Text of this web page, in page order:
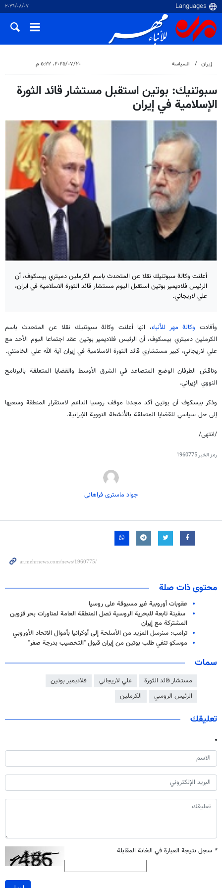
٠٧‏/٠٨‏/٢٠٢٦
إيران السياسة ٢٠‏/٠٧‏/٢٠٢٥، ٥:٢٢ م
سبوتنيك: بوتين استقبل مستشار قائد الثورة
الإسلامية في إيران
أعلنت وكالة سبوتنيك نقلا عن المتحدث باسم الكرملين دميتري بيسكوف، أن
الرئيس فلاديمير بوتين استقبل اليوم مستشار قائد الثورة الاسلامية في ايران،
علي لاريجاني.
وأفادت وكالة مهر للأنباء، انها أعلنت وكالة سبوتنيك نقلا عن المتحدث باسم
الكرملين دميتري بيسكوف، أن الرئيس فلاديمير بوتين عقد اجتماعا اليوم الأحد مع
علي لاريجاني، كبير مستشاري قائد الثورة الاسلامية في إيران آية الله علي الخامنئي.
وناقش الطرفان الوضع المتصاعد في الشرق الأوسط والقضايا المتعلقة بالبرنامج
النووي الإيراني.
وذكر بيسكوف أن بوتين أكد مجددا موقف روسيا الداعم لاستقرار المنطقة وسعيها
إلى حل سياسي للقضايا المتعلقة بالأنشطة النووية الإيرانية.
/انتهى/
رمز الخبر1960775
جواد ماستری فراهانی
محتوى ذات صلة
عقوبات أوروبية غير مسبوقة على روسيا
سفينة تابعة للبحرية الروسية تصل المنطقة العامة لمناورات بحر قزوين
المشتركة مع إيران
ترامب: سنرسل المزيد من الأسلحة إلى أوكرانيا بأموال الاتحاد الأوروبي
موسكو تنفي طلب بوتين من إيران قبول "التخصيب بدرجة صفر"
سمات
مستشار قائد الثورة علي لاريجاني
فلاديمير بوتين
الرئيس الروسي
الكرملين
تعليقك
* سجل نتيجة العبارة في الخانة المقابلة